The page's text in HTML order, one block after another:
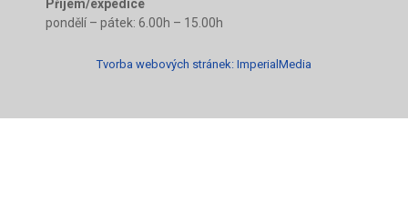
Příjem/expedice
pondělí – pátek: 6.00h – 15.00h
Tvorba webových stránek: ImperialMedia